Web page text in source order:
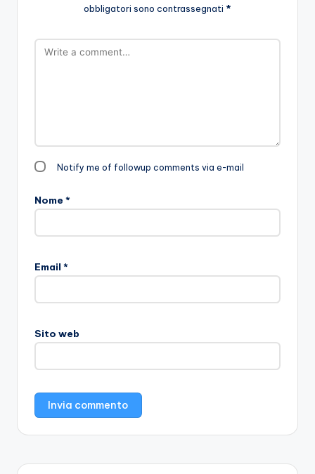
obbligatori sono contrassegnati *
Notify me of followup comments via e-mail
Nome *
Email *
Sito web